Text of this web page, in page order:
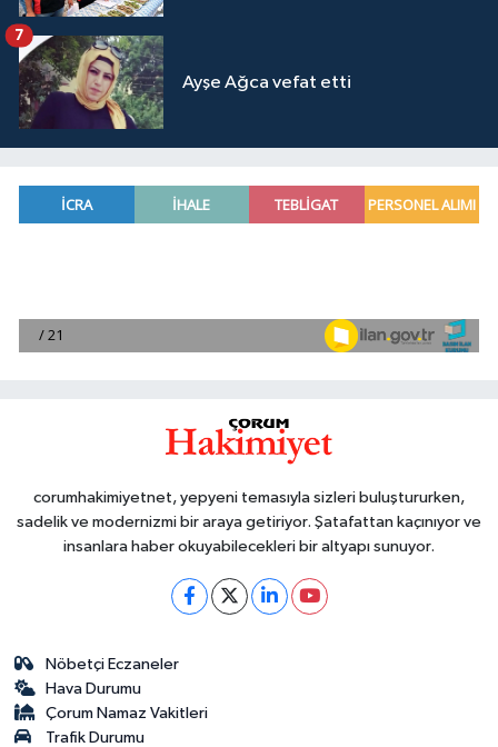
Ayşe Ağca vefat etti
7
corumhakimiyetnet, yepyeni temasıyla sizleri buluştururken,
sadelik ve modernizmi bir araya getiriyor. Şatafattan kaçınıyor ve
insanlara haber okuyabilecekleri bir altyapı sunuyor.
Nöbetçi Eczaneler
Hava Durumu
Çorum Namaz Vakitleri
Trafik Durumu